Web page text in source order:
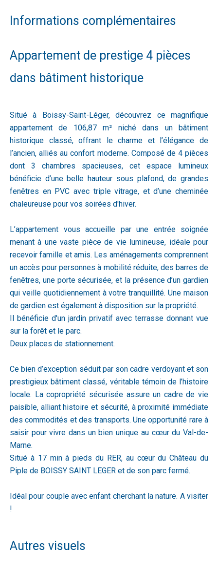
Informations complémentaires
Appartement de prestige 4 pièces
dans bâtiment historique
Situé à Boissy-Saint-Léger, découvrez ce magnifique
appartement de 106,87 m² niché dans un bâtiment
historique classé, offrant le charme et l’élégance de
l’ancien, alliés au confort moderne. Composé de 4 pièces
dont 3 chambres spacieuses, cet espace lumineux
bénéficie d’une belle hauteur sous plafond, de grandes
fenêtres en PVC avec triple vitrage, et d’une cheminée
chaleureuse pour vos soirées d'hiver.
L’appartement vous accueille par une entrée soignée
menant à une vaste pièce de vie lumineuse, idéale pour
recevoir famille et amis. Les aménagements comprennent
un accès pour personnes à mobilité réduite, des barres de
fenêtres, une porte sécurisée, et la présence d’un gardien
qui veille quotidiennement à votre tranquillité. Une maison
de gardien est également à disposition sur la propriété.
Il bénéficie d'un jardin privatif avec terrasse donnant vue
sur la forêt et le parc.
Deux places de stationnement.
Ce bien d’exception séduit par son cadre verdoyant et son
prestigieux bâtiment classé, véritable témoin de l’histoire
locale. La copropriété sécurisée assure un cadre de vie
paisible, alliant histoire et sécurité, à proximité immédiate
des commodités et des transports. Une opportunité rare à
saisir pour vivre dans un bien unique au cœur du Val-de-
Marne.
Situé à 17 min à pieds du RER, au cœur du Château du
Piple de BOISSY SAINT LEGER et de son parc fermé.
Idéal pour couple avec enfant cherchant la nature. A visiter
!
Autres visuels